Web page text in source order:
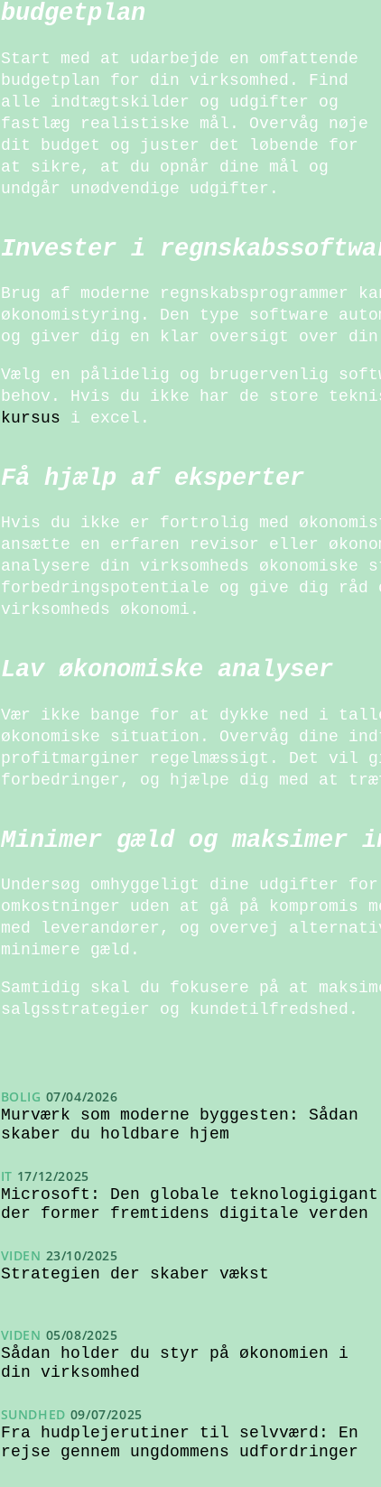
budgetplan
Start med at udarbejde en omfattende
budgetplan for din virksomhed. Find
alle indtægtskilder og udgifter og
fastlæg realistiske mål. Overvåg nøje
dit budget og juster det løbende for
at sikre, at du opnår dine mål og
undgår unødvendige udgifter.
Invester i
Brug af moderne regnskabsprogrammer
økonomistyring. Den type software
og giver dig en klar oversigt over din
Vælg en pålidelig og brugervenlig
behov. Hvis du ikke har de store
kursus i excel.
Få hjælp af eksperter
Hvis du ikke er fortrolig med
ansætte en erfaren revisor eller
analysere din virksomheds økonomiske
forbedringspotentiale og give dig råd
virksomheds økonomi.
Lav økonomiske analyser
Vær ikke bange for at dykke ned i
økonomiske situation. Overvåg dine
profitmarginer regelmæssigt. Det vil
forbedringer, og hjælpe dig med at
Minimer gæld og maksimer
Undersøg omhyggeligt dine udgifter
omkostninger uden at gå på
med leverandører, og overvej
minimere gæld.
Samtidig skal du fokusere på at
salgsstrategier og kundetilfredshed.
BOLIG 07/04/2026
Murværk som moderne byggesten: Sådan
skaber du holdbare hjem
IT 17/12/2025
Microsoft: Den globale teknologigigant
der former fremtidens digitale verden
VIDEN 23/10/2025
Strategien der skaber vækst
VIDEN 05/08/2025
Sådan holder du styr på økonomien i
din virksomhed
SUNDHED 09/07/2025
Fra hudplejerutiner til selvværd: En
rejse gennem ungdommens udfordringer